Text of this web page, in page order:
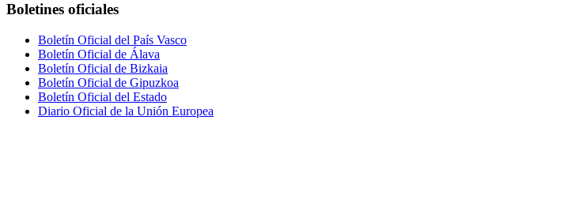
Boletines oficiales
Boletín Oficial del País Vasco
Boletín Oficial de Álava
Boletín Oficial de Bizkaia
Boletín Oficial de Gipuzkoa
Boletín Oficial del Estado
Diario Oficial de la Unión Europea